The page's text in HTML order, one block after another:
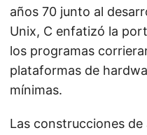
años 70 junto al
Unix, C enfatizó la
los programas
plataformas de
mínimas.
Las construcciones